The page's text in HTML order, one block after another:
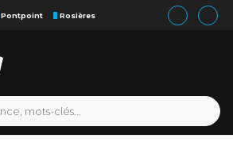
Pontpoint Rosières